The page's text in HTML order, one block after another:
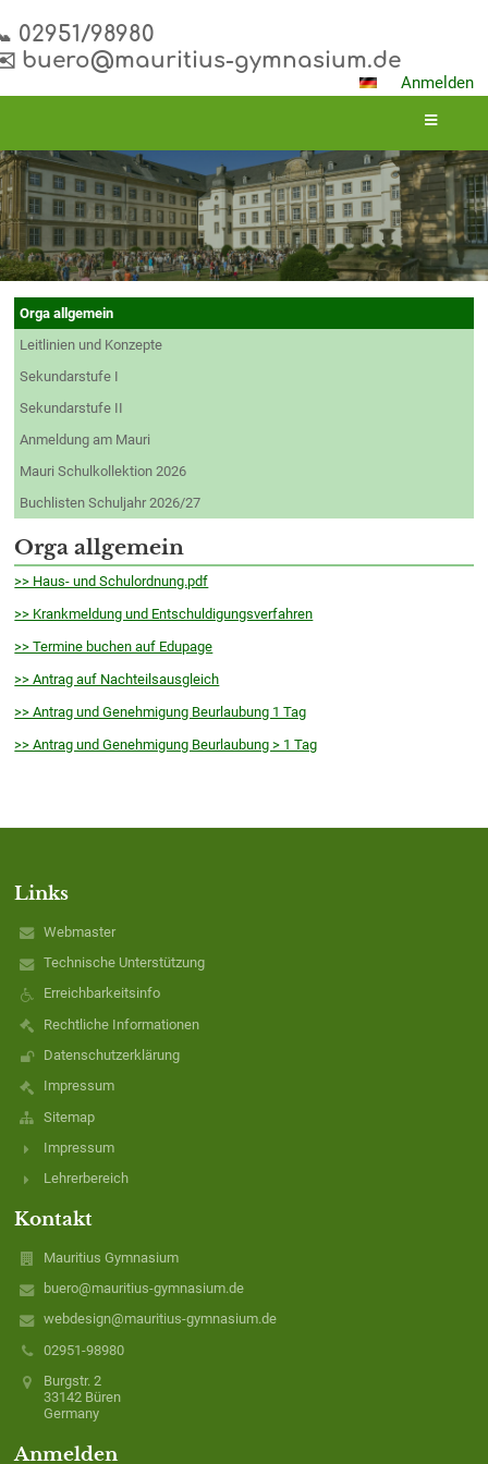
02951/98980
buero@mauritius-gymnasium.de
Anmelden
Downloads
Orga allgemein
Leitlinien und Konzepte
Sekundarstufe I
Sekundarstufe II
Anmeldung am Mauri
Mauri Schulkollektion 2026
Buchlisten Schuljahr 2026/27
Orga allgemein
>> Haus- und Schulordnung.pdf
>> Krankmeldung und Entschuldigungsverfahren
>> Termine buchen auf Edupage
>> Antrag auf Nachteilsausgleich
>> Antrag und Genehmigung Beurlaubung 1 Tag
>> Antrag und Genehmigung Beurlaubung > 1 Tag
Links
Webmaster
Technische Unterstützung
Erreichbarkeitsinfo
Rechtliche Informationen
Datenschutzerklärung
Impressum
Sitemap
Impressum
Lehrerbereich
Kontakt
Mauritius Gymnasium
buero@mauritius-gymnasium.de
webdesign@mauritius-gymnasium.de
02951-98980
Burgstr. 2
33142 Büren
Germany
Anmelden